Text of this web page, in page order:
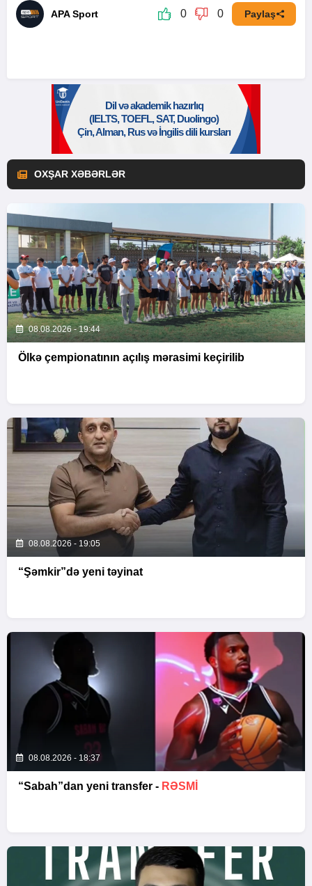
APA Sport 0 0 Paylaş
OXŞAR XƏBƏRLƏR
08.08.2026 - 19:44
Ölkə çempionatının açılış mərasimi keçirilib
08.08.2026 - 19:05
“Şəmkir”də yeni təyinat
08.08.2026 - 18:37
“Sabah”dan yeni transfer - RƏSMİ